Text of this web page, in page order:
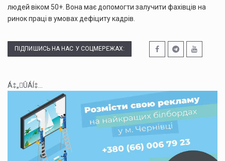
людей віком 50+. Вона має допомогти залучити фахівців на
ринок праці в умовах дефіциту кадрів.
ПІДПИШИСЬ НА НАС У СОЦМЕРЕЖАХ:
Á‡„ÛÁÍ‡...